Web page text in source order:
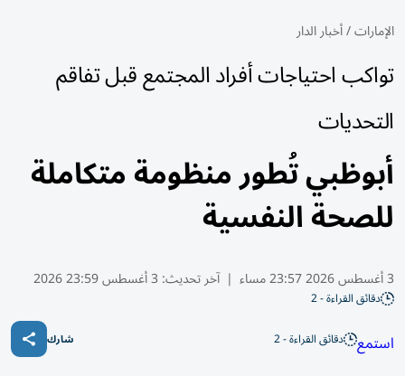
الإمارات/أخبار الدار
تواكب احتياجات أفراد المجتمع قبل تفاقم
التحديات
أبوظبي تُطور منظومة متكاملة
للصحة النفسية
3 أغسطس 2026 23:57 مساء | آخر تحديث: 3 أغسطس 23:59 2026
دقائق القراءة - 2
استمع دقائق القراءة - 2 شارك